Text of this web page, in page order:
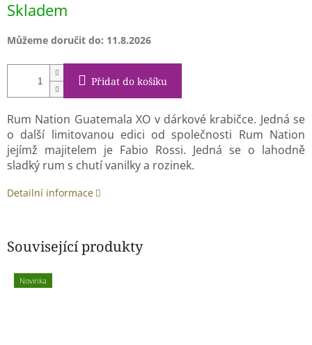
cena:
Skladem
Můžeme doručit do: 11.8.2026
Přidat do košíku
Rum Nation Guatemala XO v dárkové krabičce. Jedná se
o další limitovanou edici od společnosti Rum Nation
jejímž majitelem je Fabio Rossi. Jedná se o lahodně
sladký rum s chutí vanilky a rozinek.
Detailní informace
Související produkty
Novinka